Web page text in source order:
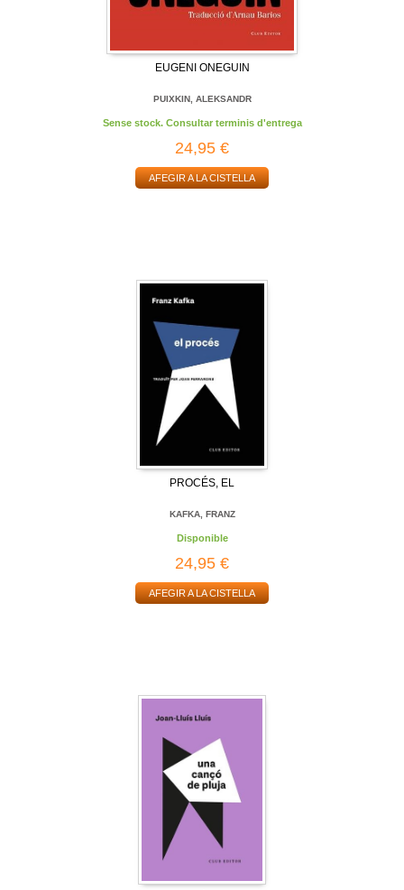
EUGENI ONEGUIN
PUIXKIN, ALEKSANDR
Sense stock. Consultar terminis d'entrega
24,95 €
AFEGIR A LA CISTELLA
PROCÉS, EL
KAFKA, FRANZ
Disponible
24,95 €
AFEGIR A LA CISTELLA